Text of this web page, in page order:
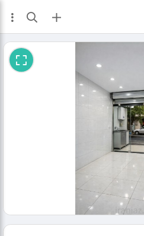
ثبت آگهی